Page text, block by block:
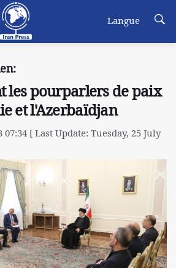
Langue
les pourparlers de paix
et l'Azerbaïdjan
07:34 [ Last Update: Tuesday, 25 July